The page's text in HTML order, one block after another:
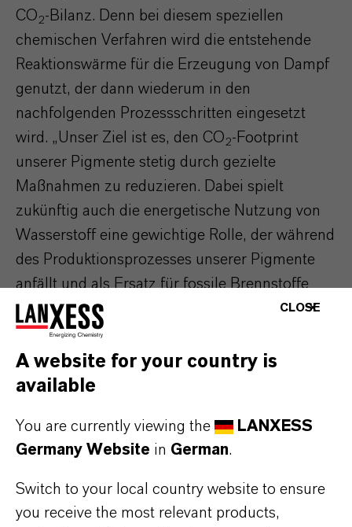
CO 2-Bilanz. Denn bei diesem speziellen
chemischen Verfahren wird die entstehende
Reaktionswärme für die Erzeugung von Dampf
genutzt, der dann wiederum in den
nachfolgenden Prozessschritten eingesetzt
wird. „Unser Ziel ist es, den CO 2-Footprint
unserer Pigmente stetig durch gezielte
Maßnahmen zu reduzieren. Dabei spielt
zukünftig auch die energetische Nutzung von
Wasserstoff eine gewichtige Rolle, der während
des Produktionsprozesses unserer Pigmente
anfällt und als Ersatz für fossile Brennstoffe
genutzt werden kann“, so Hüppeler. Der
Spezialchemie-Konzern LANXESS hat sich ein
ambitioniertes Klimaschutzziel gesetzt: Bis
2040 will der Konzern klimaneutral werden
derzeit rund 3,2 Millionen Tonnen CO 2
abbauen. Bereits bis 2030 will LANXESS den
Ausstoß um 50 Prozent gegenüber heute auf
rund 1,6 Millionen Tonnen CO
2 reduzieren.
CLOSE
A website for your country is
available
You are currently viewing the
LANXESS
Germany Website in German.
Switch to your local country website to ensure
you receive the most relevant products,